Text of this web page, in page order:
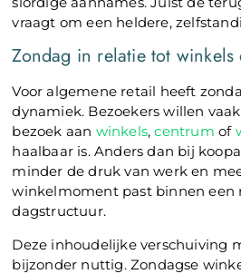
vraagt om een heldere,
Zondag in relatie tot winkels
Voor algemene retail heeft
dynamiek. Bezoekers willen
bezoek aan winkels,centrum of
haalbaar is. Anders dan bij
minder de druk van werk en
winkelmoment past binnen een
dagstructuur.
Deze inhoudelijke verschuiving
bijzonder nuttig. Zondagse